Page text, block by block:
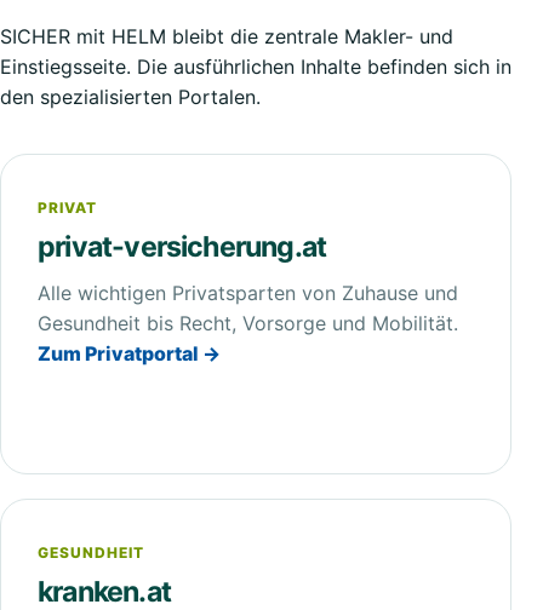
SICHER mit HELM bleibt die zentrale Makler- und
Einstiegsseite. Die ausführlichen Inhalte befinden sich in
den spezialisierten Portalen.
PRIVAT
privat-versicherung.at
Alle wichtigen Privatsparten von Zuhause und
Gesundheit bis Recht, Vorsorge und Mobilität.
Zum Privatportal →
GESUNDHEIT
kranken.at